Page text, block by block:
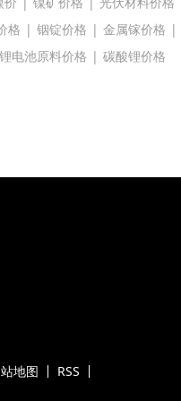
格 | 铟锭价格 | 金属镓价格 |
锂电池原料价格 | 碳酸锂价格
地图 RSS